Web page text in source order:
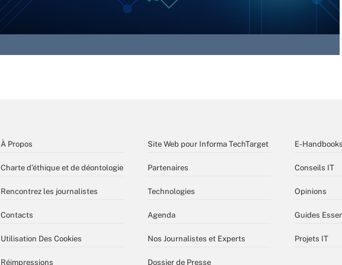
À Propos
Charte d’éthique et de déontologie
Rencontrez les journalistes
Contacts
Utilisation Des Cookies
Réimpressions
Site Web pour Informa TechTarget
Partenaires
Technologies
Agenda
Nos Journalistes et Experts
Dossier de Presse
E-Handbooks
Conseils IT
Opinions
Guides
Projets IT